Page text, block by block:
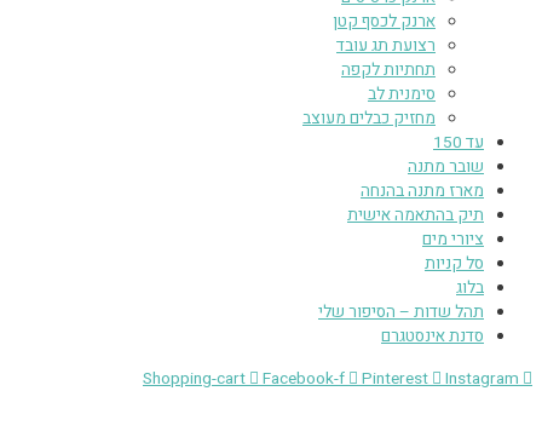
ארנק לכסף קטן
רצועת תג עובד
תחתיות לקפה
סימנית לב
מחזיק כבלים מעוצב
עד 150
שובר מתנה
מארז מתנה בהנחה
תיק בהתאמה אישית
ציורי מים
סל קניות
בלוג
תהל שדות – הסיפור שלי
סדנת אינסטגרם
Shopping-cart
Facebook-f Pinterest Instagram